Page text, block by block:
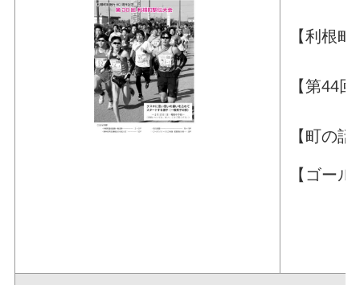
【利
【第
【
【ゴー